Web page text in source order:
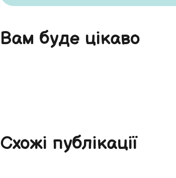
Вам буде цікаво
Схожі публікації